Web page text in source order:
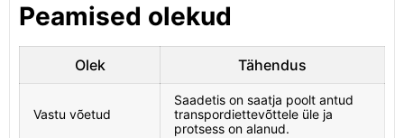
Peamised olekud
Olek Tähendus
Vastu võetud
Saadetis on saatja poolt antud
transpordiettevõttele üle ja
protsess on alanud.